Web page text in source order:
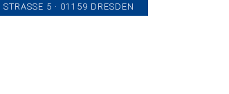
5 · 01159 DRESDEN